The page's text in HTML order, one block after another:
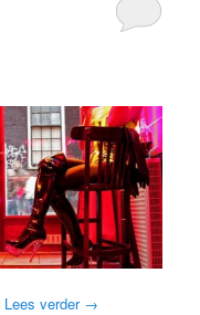
Lees verder →